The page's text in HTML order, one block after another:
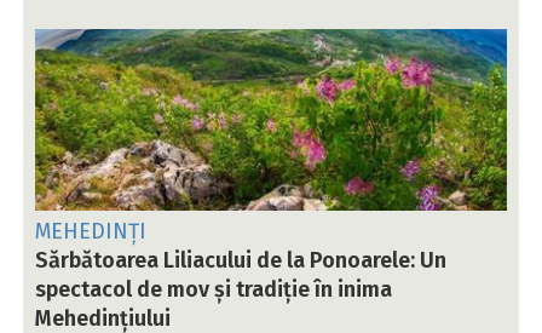
MEHEDINȚI
Sărbătoarea Liliacului de la Ponoarele: Un
spectacol de mov și tradiție în inima
Mehedințiului